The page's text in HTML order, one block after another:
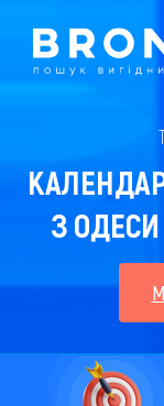
З ОДЕСИ